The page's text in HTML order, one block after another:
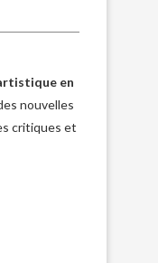
en
nouvelles
critiques et